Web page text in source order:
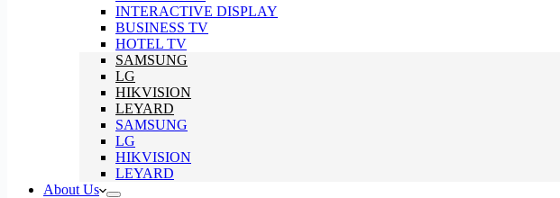
INTERACTIVE DISPLAY
BUSINESS TV
HOTEL TV
SAMSUNG
LG
HIKVISION
LEYARD
SAMSUNG
LG
HIKVISION
LEYARD
About Us